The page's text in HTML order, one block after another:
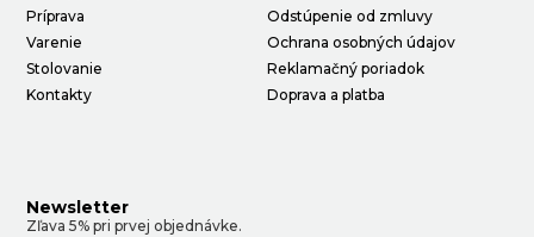
Príprava
Varenie
Stolovanie
Kontakty
Odstúpenie od zmluvy
Ochrana osobných údajov
Reklamačný poriadok
Doprava a platba
Newsletter
Zľava 5% pri prvej objednávke.